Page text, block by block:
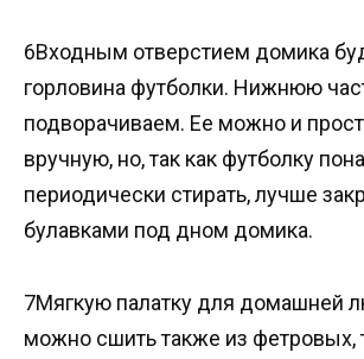
6Входным отверстием домика
горловина футболки. Нижнюю
подворачиваем. Ее можно и
вручную, но, так как футболку
периодически стирать, лучше
булавками под дном домика.
7Мягкую палатку для домашней
можно сшить также из фетровых,